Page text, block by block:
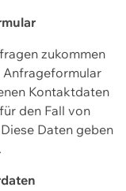
zukommen
Anfrageformular
Kontaktdaten
den Fall von
Daten geben